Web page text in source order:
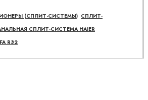
(СПЛИТ-СИСТЕМЫ) СПЛИТ-
СПЛИТ-СИСТЕМА HAIER
R32